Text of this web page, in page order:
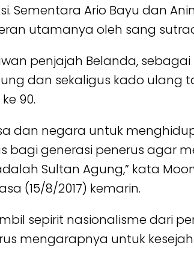
Sementara Ario Bayu dan
utamanya oleh sang
penjajah Belanda,
dan sekaligus kado ulang
90.
dan negara untuk
bagi generasi penerus agar
Sultan Agung,” kata
(15/8/2017) kemarin.
sepirit nasionalisme dari
mengarapnya untuk